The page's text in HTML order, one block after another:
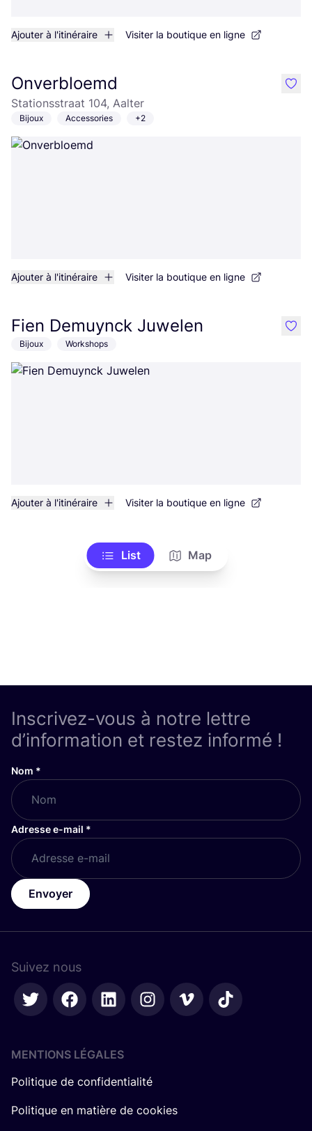
Ajouter à l'itinéraire Visiter la boutique en ligne
Onverbloemd
Stationsstraat 104, Aalter
Bijoux Accessories +2
Ajouter à l'itinéraire Visiter la boutique en ligne
like
Fien Demuynck Juwelen
Bijoux Workshops
Ajouter à l'itinéraire Visiter la boutique en ligne
like
List Map
Inscrivez-vous à notre lettre
d’information et restez informé !
Nom *
Adresse e-mail *
Envoyer
Suivez nous
MENTIONS LÉGALES
Politique de confidentialité
Politique en matière de cookies